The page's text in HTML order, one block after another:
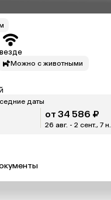
везде
Можно с животными
даты
от 34 586 ₽
26 авг. - 2 сент., 7 н.